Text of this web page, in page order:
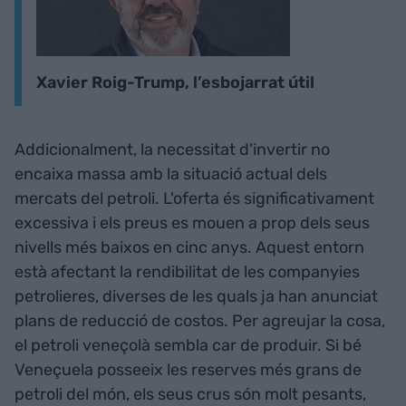
Xavier Roig-Trump, l’esbojarrat útil
Addicionalment, la necessitat d'invertir no
encaixa massa amb la situació actual dels
mercats del petroli. L'oferta és significativament
excessiva i els preus es mouen a prop dels seus
nivells més baixos en cinc anys. Aquest entorn
està afectant la rendibilitat de les companyies
petrolieres, diverses de les quals ja han anunciat
plans de reducció de costos. Per agreujar la cosa,
el petroli veneçolà sembla car de produir. Si bé
Veneçuela posseeix les reserves més grans de
petroli del món, els seus crus són molt pesants,